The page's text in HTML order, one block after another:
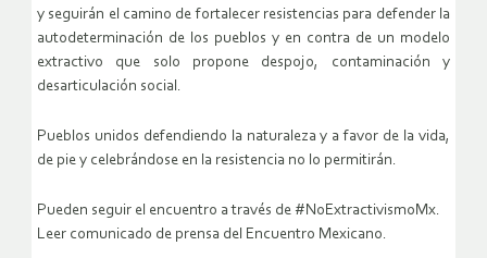
y seguirán el camino de fortalecer resistencias para defender la
autodeterminación de los pueblos y en contra de un modelo
extractivo que solo propone despojo, contaminación y
desarticulación social.
Pueblos unidos defendiendo la naturaleza y a favor de la vida,
de pie y celebrándose en la resistencia no lo permitirán.
Pueden seguir el encuentro a través de #NoExtractivismoMx.
Leer comunicado de prensa del Encuentro Mexicano.